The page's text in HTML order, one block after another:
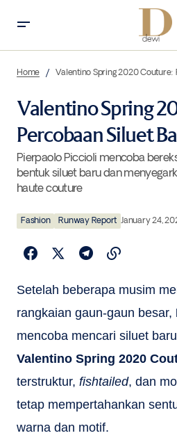
Home Valentino Spring 2020 Couture:
Valentino Spring
Percobaan Siluet
Pierpaolo Piccioli mencoba
bentuk siluet baru dan
haute couture
Fashion Runway Report January 24,
Setelah beberapa musim
rangkaian gaun-gaun besar,
mencoba mencari siluet
Valentino Spring 2020
terstruktur, fishtailed, dan
tetap mempertahankan
warna dan motif.